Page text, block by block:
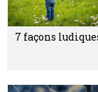
7 façons